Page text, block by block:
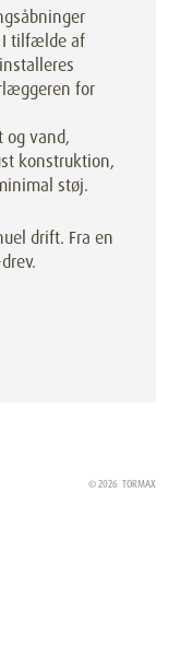
I tilfælde af
for
vand,
konstruktion,
støj.
drift. Fra en
© 2026 TORMAX